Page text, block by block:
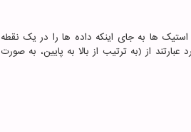
ها به جای اینکه داده ها را در یک نقطه
از (به ترتیب از بالا به پایین، به صورت